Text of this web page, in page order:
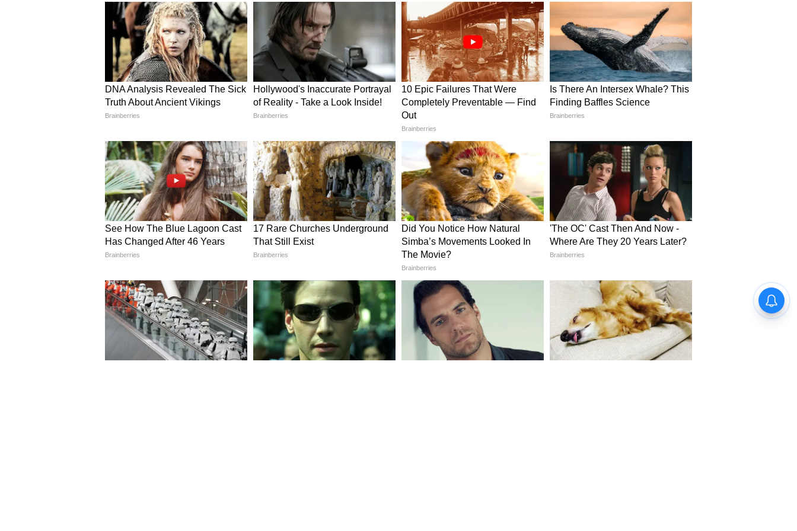
সিংহ- আজ পতনের আশঙ্কা আছে। আজ কর্মলাভের প্রবল সম্ভাবনা রয়েছে। বাইরের
ঝামেলা এড়িয়ে চলার চেষ্টা করুন। যৌথ কোনও কাজের সঙ্গে যুক্ত থাকলে সুনাম লাভের
আশা রাখতে পারেন। রাজনীতিতে সুনাম বৃদ্ধি পেতে পারে। গবেষণায় সাফল্য লাভের যোগ
রয়েছে। প্রভাবশালী কোনও ব্যক্তির থেকে সাহায্য পেতে পারেন। পারিবারিক সমস্যা দেখা
দিতে পারে। রাজনীতির সঙ্গে যারা যুক্ত আছেন তাদের জন্য আজকের দিনটি ভালো।
অভিভাবকের শারিরীক সমস্যা দেখা দিতে পারে।
কন্যা- আজ কোনও কারণে নিজের স্বার্থ ত্যাগ করতে হতে পারে। আপনার উদ্ভাবনী
চিন্তাশক্তির ফলে উপার্জন বৃদ্ধি পাবে। সন্তানদের পড়াশুনো নিয়ে চিন্তা বৃদ্ধি পেতে পারে।
কর্মসূত্রে বিদেশ যাত্রার যোগ রয়েছে। ব্যবসায়ীদের আয় আজ বৃদ্ধি পাওয়ার সম্ভাবনা
রয়েছে। পারিবারিক অশান্তি দেখা দিতে পারে। রাস্তাঘাটে সাবধানে যাতায়াত করুন আঘাত
লাগার আশঙ্কা রয়েছে। বন্ধুদের সঙ্গে ঝামেলায় জড়িয়ে যেতে পারেন। এই রাশির জাতক
জাতিকাদের কর্মক্ষেত্রে উন্নতি লাভ হতে পারে।
তুলা- আজ কোনও কারণে ব্যায় বৃদ্ধি পেতে পারে। শিক্ষার্থীদের জন্য আজ বিশেষ কোনও
সুখবর আসতে পারে। শরীরিক সমস্যার জন্য কাজের ক্ষতি হতে পারে। বাড়িতে কোনও
অতিথি আসতে পারে। অর্থনৈতিক সমস্যার সন্মুখীন হওয়ার আশঙ্কা রয়েছে। সমাজ সেবায়
ব্যস্ত থাকতে হতে পারে। বাড়ি সংক্রান্ত বা জমি সংক্রান্ত বিষয়ে কিছু লাভের যোগ রয়েছে।
দুপুরের পর প্রত্যাশিত কাজে অগ্রগতি হওয়ার সম্ভাবনা রয়েছে। রাজনীতির সঙ্গে যুক্ত
আছেন যারা তাদের জন্য দিনটি মোটামুটি ভালো।
বৃশ্চিক- প্রবাসে সাফল্যের যোগ রয়েছে। প্রেমের ক্ষেত্রে আজ দিনটি বিশেষ ভালো নয়,
সমস্যা দেখা দিতে পারে। ব্যবসায় বিশেষ লাভের শুভ যোগ মিলতে পরে। অভিভাবকদের